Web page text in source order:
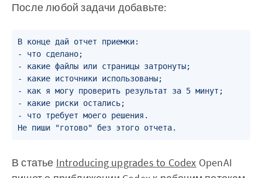
После любой задачи добавьте:
В конце дай отчет приемки:
- что сделано;
- какие файлы или страницы затронуты;
- какие источники использованы;
- как я могу проверить результат за 5 минут;
- какие риски остались;
- что требует моего решения.
Не пиши "готово" без этого отчета.
В статье Introducing upgrades to Codex OpenAI